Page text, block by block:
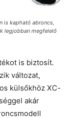
is kapható abroncs,
legjobban megfelelő
is biztosít.
változat,
külsőkhöz XC-
akár